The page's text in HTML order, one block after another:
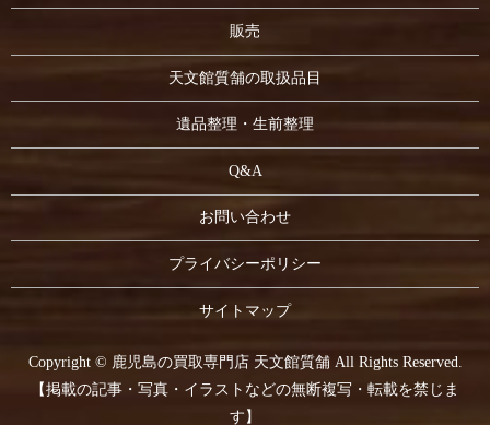
販売
天文館質舗の取扱品目
遺品整理・生前整理
Q&A
お問い合わせ
プライバシーポリシー
サイトマップ
Copyright © 鹿児島の買取専門店 天文館質舗 All Rights Reserved.
【掲載の記事・写真・イラストなどの無断複写・転載を禁じま
す】